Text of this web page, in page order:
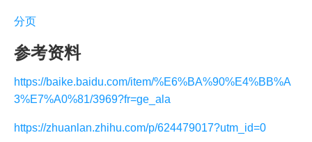
分页
参考资料
https://baike.baidu.com/item/%E6%BA%90%E4%BB%A
3%E7%A0%81/3969?fr=ge_ala
https://zhuanlan.zhihu.com/p/624479017?utm_id=0